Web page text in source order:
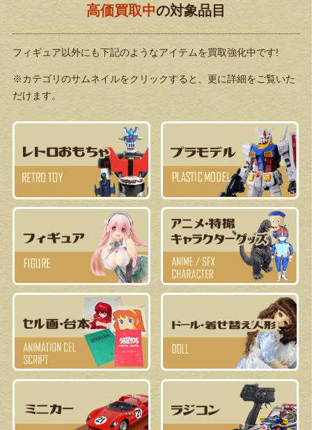
高価買取中の対象品目
フィギュア以外にも下記のようなアイテムを買取強化中です!
※カテゴリのサムネイルをクリックすると、更に詳細をご覧いた
だけます。